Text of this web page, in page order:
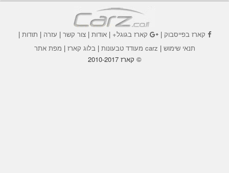
קארז בפייסבוק| קארז בגוגל+|אודות |צור קשר | עזרה | תודות |
תנאי שימוש | carz מעודד טבעונות | בלוג קארז | מפת אתר
© קארז 2010-2017